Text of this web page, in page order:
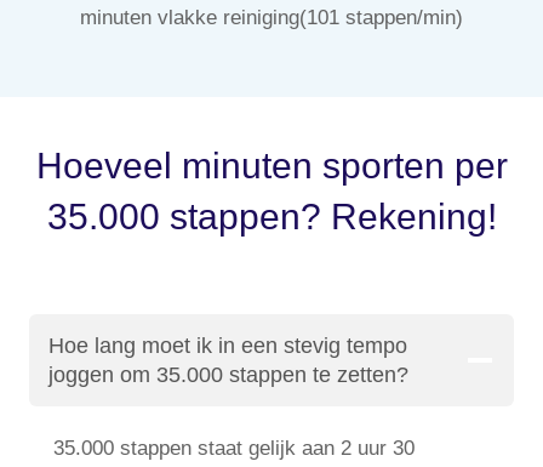
minuten vlakke reiniging(101 stappen/min)
Hoeveel minuten sporten per
35.000 stappen? Rekening!
Hoe lang moet ik in een stevig tempo
joggen om 35.000 stappen te zetten?
35.000 stappen staat gelijk aan 2 uur 30